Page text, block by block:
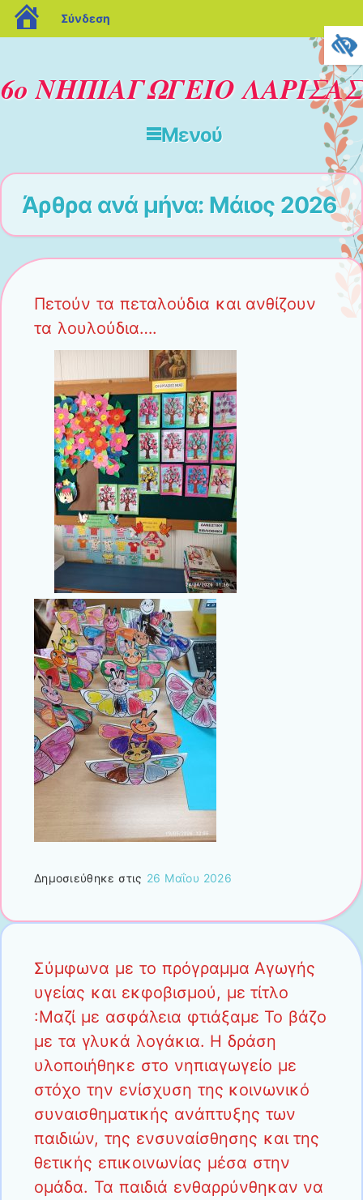
6ο ΝΗΠΙΑΓΩΓΕΙΟ ΛΑΡΙΣΑΣ
Μενού
Άρθρα ανά μήνα: Μάιος 2026
Πετούν τα πεταλούδια και ανθίζουν
τα λουλούδια….
Δημοσιεύθηκε στις 26 Μαΐου 2026
Σύμφωνα με το πρόγραμμα Αγωγής
υγείας και εκφοβισμού, με τίτλο
:Μαζί με ασφάλεια φτιάξαμε Το βάζο
με τα γλυκά λογάκια. Η δράση
υλοποιήθηκε στο νηπιαγωγείο με
στόχο την ενίσχυση της κοινωνικό
συναισθηματικής ανάπτυξης των
παιδιών, της ενσυναίσθησης και της
θετικής επικοινωνίας μέσα στην
ομάδα. Τα παιδιά ενθαρρύνθηκαν να
blogs.sch.gr
Σύνδεση